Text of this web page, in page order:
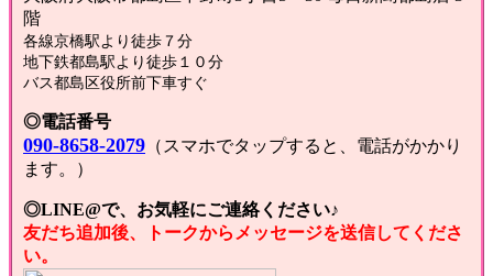
階
各線京橋駅より徒歩７分
地下鉄都島駅より徒歩１０分
バス都島区役所前下車すぐ
◎電話番号
090-8658-2079 （スマホでタップすると、電話がかかり
ます。）
◎LINE@で、お気軽にご連絡ください♪
友だち追加後、トークからメッセージを送信してくださ
い。